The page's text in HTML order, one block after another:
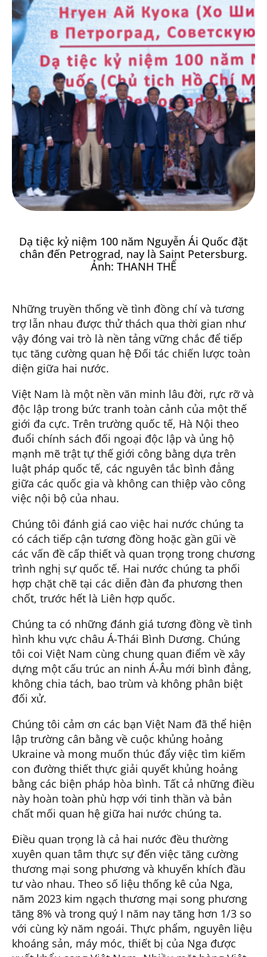
Dạ tiệc kỷ niệm 100 năm Nguyễn Ái Quốc đặt
chân đến Petrograd, nay là Saint Petersburg.
Ảnh: THANH THỂ
Những truyền thống về tình đồng chí và tương
trợ lẫn nhau được thử thách qua thời gian như
vậy đóng vai trò là nền tảng vững chắc để tiếp
tục tăng cường quan hệ Đối tác chiến lược toàn
diện giữa hai nước.
Việt Nam là một nền văn minh lâu đời, rực rỡ và
độc lập trong bức tranh toàn cảnh của một thế
giới đa cực. Trên trường quốc tế, Hà Nội theo
đuổi chính sách đối ngoại độc lập và ủng hộ
mạnh mẽ trật tự thế giới công bằng dựa trên
luật pháp quốc tế, các nguyên tắc bình đẳng
giữa các quốc gia và không can thiệp vào công
việc nội bộ của nhau.
Chúng tôi đánh giá cao việc hai nước chúng ta
có cách tiếp cận tương đồng hoặc gần gũi về
các vấn đề cấp thiết và quan trọng trong chương
trình nghị sự quốc tế. Hai nước chúng ta phối
hợp chặt chẽ tại các diễn đàn đa phương then
chốt, trước hết là Liên hợp quốc.
Chúng ta có những đánh giá tương đồng về tình
hình khu vực châu Á-Thái Bình Dương. Chúng
tôi coi Việt Nam cùng chung quan điểm về xây
dựng một cấu trúc an ninh Á-Âu mới bình đẳng,
không chia tách, bao trùm và không phân biệt
đối xử.
Chúng tôi cảm ơn các bạn Việt Nam đã thể hiện
lập trường cân bằng về cuộc khủng hoảng
Ukraine và mong muốn thúc đẩy việc tìm kiếm
con đường thiết thực giải quyết khủng hoảng
bằng các biện pháp hòa bình. Tất cả những điều
này hoàn toàn phù hợp với tinh thần và bản
chất mối quan hệ giữa hai nước chúng ta.
Điều quan trọng là cả hai nước đều thường
xuyên quan tâm thực sự đến việc tăng cường
thương mại song phương và khuyến khích đầu
tư vào nhau. Theo số liệu thống kê của Nga,
năm 2023 kim ngạch thương mại song phương
tăng 8% và trong quý I năm nay tăng hơn 1/3 so
với cùng kỳ năm ngoái. Thực phẩm, nguyên liệu
khoáng sản, máy móc, thiết bị của Nga được